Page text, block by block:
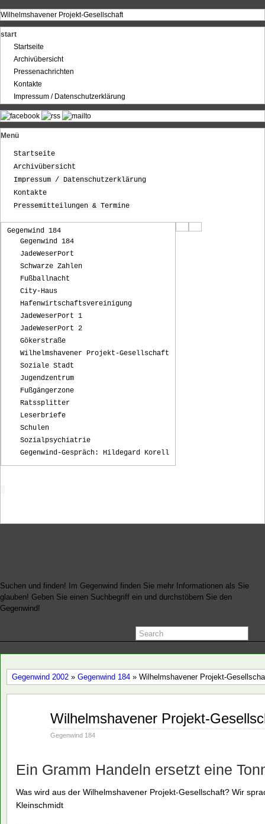
Wilhelmshavener Projekt-Gesellschaft
start
Startseite
Archivübersicht
Pressenachrichten
Kontakte
Impressum / Datenschutzerklärung
Menü
Startseite
Archivübersicht
Impressum / Datenschutzerklärung
Kontakte
Pressemitteilungen & Termine
Gegenwind 184
Gegenwind 184
JadeWeserPort
Schwarze Zahlen
Fußballnacht
City-Haus
Hafenwirtschaftsvereinigung
JadeWeserPort 1
JadeWeserPort 2
Gökerstraße
Wilhelmshavener Projekt-Gesellschaft
Soziale Stadt
Jugendzentrum
Fußgängerzone
Ratssplitter
Leserbriefe
Schulen
Sozialpsychiatrie
Gegenwind-Gespräch: Hildegard Korell
Suchen und finden! Im Gegenwind finden Sie mehr Informationen als Sie
glauben! Geben Sie einen Suchbegriff ein und durchstöbern Sie den
Gegenwind!
Gegenwind 2002 » Gegenwind 184 » Wilhelmshavener Projekt-
Wilhelmshavener Projekt-
Gegenwind 184
Ein Gramm Handeln ersetzt eine
Was wird aus der Wilhelmshavener Projekt-Gesellschaft? Wir
Kleinschmidt